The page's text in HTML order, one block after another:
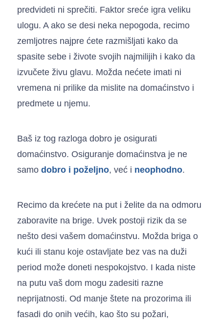
predvideti ni sprečiti. Faktor sreće igra veliku
ulogu. A ako se desi neka nepogoda, recimo
zemljotres najpre ćete razmišljati kako da
spasite sebe i živote svojih najmilijih i kako da
izvučete živu glavu. Možda nećete imati ni
vremena ni prilike da mislite na domaćinstvo i
predmete u njemu.
Baš iz tog razloga dobro je osigurati
domaćinstvo. Osiguranje domaćinstva je ne
samo dobro i poželjno, već i neophodno.
Recimo da krećete na put i želite da na odmoru
zaboravite na brige. Uvek postoji rizik da se
nešto desi vašem domaćinstvu. Možda briga o
kući ili stanu koje ostavljate bez vas na duži
period može doneti nespokojstvo. I kada niste
na putu vaš dom mogu zadesiti razne
neprijatnosti. Od manje štete na prozorima ili
fasadi do onih većih, kao što su požari,